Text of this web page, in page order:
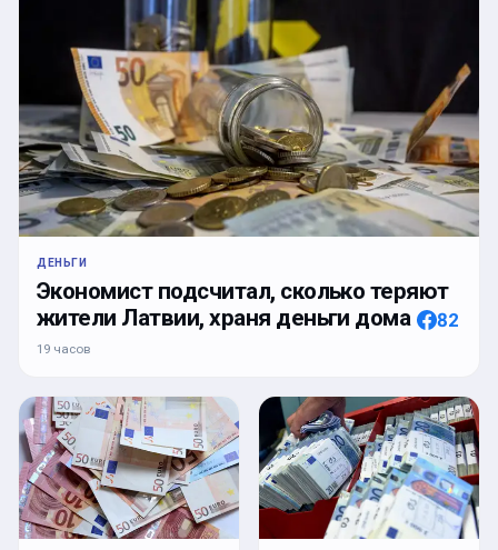
ДЕНЬГИ
Экономист подсчитал, сколько теряют
жители Латвии, храня деньги дома
82
19 часов